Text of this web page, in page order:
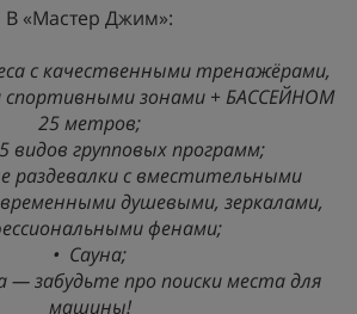
В «Мастер Джим»:
с качественными тренажёрами,
спортивными зонами + БАССЕЙНОМ
25 метров;
видов групповых программ;
раздевалки с вместительными
душевыми, зеркалами,
фенами;
•⁠ ⁠Сауна;
— забудьте про поиски места для
машины!